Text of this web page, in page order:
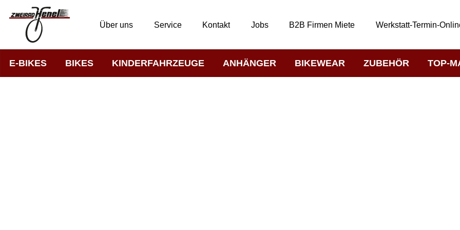
Über uns Service Kontakt Jobs B2B Firmen Miete Werkstatt-Termin-
E-BIKES BIKES KINDERFAHRZEUGE ANHÄNGER BIKEWEAR ZUBEHÖR TOP-